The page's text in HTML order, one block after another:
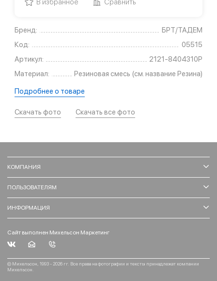
Бренд:
БРТ/ТАДЕМ
Код:
05515
Артикул:
2121-8404310Р
Материал:
Резиновая смесь (см. название Резина)
Подробнее о товаре
Скачать фото Скачать все фото
В избранное Сравнить
КОМПАНИЯ
ПОЛЬЗОВАТЕЛЯМ
ИНФОРМАЦИЯ
Сайт выполнен Михельсон Маркетинг
© Михельсон, 1993 - 2026 гг. Все права на фотографии и тексты принадлежат компании
Михельсон.